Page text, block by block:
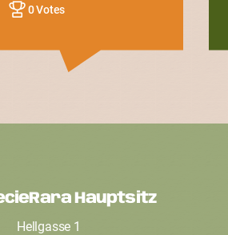
0 Votes
Hauptsitz
Hellgasse 1